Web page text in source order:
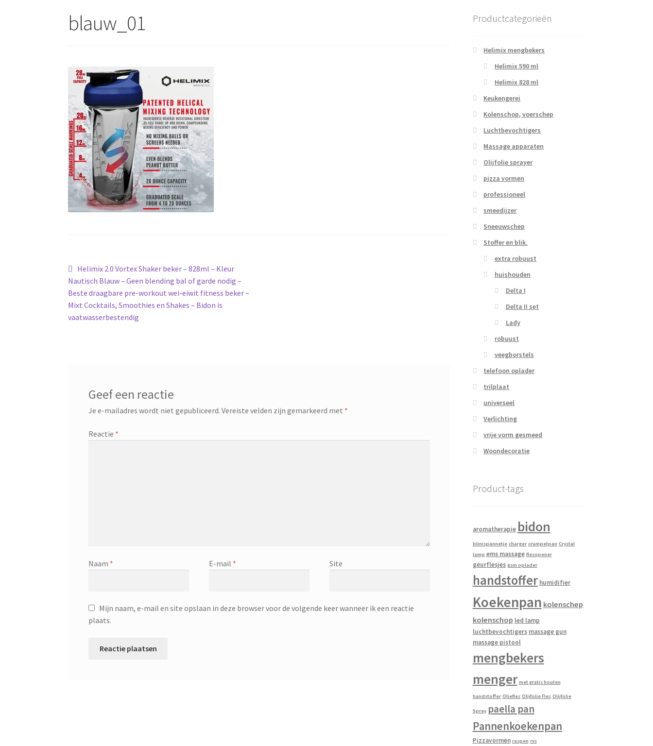
blauw_01
Bericht
navigatie
Vorig
bericht:
Helimix 2.0 Vortex Shaker beker – 828ml – Kleur
Nautisch Blauw – Geen blending bal of garde nodig –
Beste draagbare pre-workout wei-eiwit fitness beker –
Mixt Cocktails, Smoothies en Shakes – Bidon is
vaatwasserbestendig
Geef een reactie
Je e-mailadres wordt niet gepubliceerd. Vereiste velden zijn gemarkeerd met *
Reactie *
Naam * E-mail * Site
Mijn naam, e-mail en site opslaan in deze browser voor de volgende keer wanneer ik een reactie
plaats.
Productcategorieën
Helimix mengbekers
Helimix 590 ml
Helimix 828 ml
Keukengerei
Kolenschop, voerschep
Luchtbevochtigers
Massage apparaten
Olijfolie sprayer
pizza vormen
professioneel
smeedijzer
Sneeuwschep
Stoffer en blik.
extra robuust
huishouden
Delta I
Delta II set
Lady
robuust
veegborstels
telefoon oplader
trilplaat
universeel
Verlichting
vrije vorm gesmeed
Woondecoratie
Product-tags
aromatherapie bidon
blinispannetje charger crumpetpan Crystal
lamp ems massage flesopener
geurflesjes gsm oplader
handstoffer humidifier
Koekenpan kolenschep
kolenschop led lamp
luchtbevochtigers massage gun
massage pistool
mengbekers
menger met gratis houten
handstoffer Oliefles Olijfolie Fles Olijfolie
Spray paella pan
Pannenkoekenpan
Pizzavormen raspen rvs